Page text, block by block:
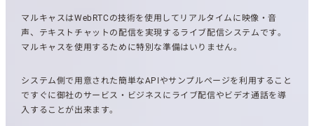
マルキャスはWebRTCの技術を使用してリアルタイムに映像・音
声、テキストチャットの配信を実現するライブ配信システムです。
マルキャスを使用するために特別な準備はいりません。
システム側で用意された簡単なAPIやサンプルページを利用すること
ですぐに御社のサービス・ビジネスにライブ配信やビデオ通話を導
入することが出来ます。